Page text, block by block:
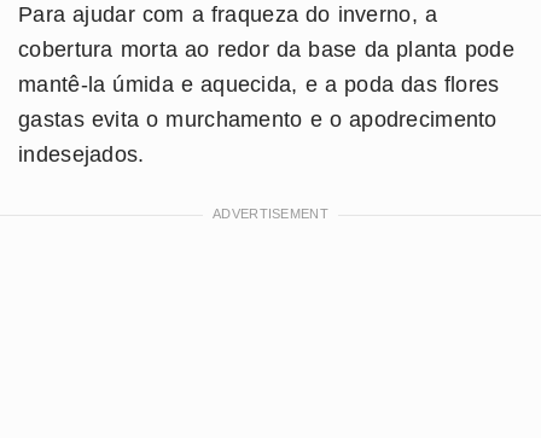
Para ajudar com a fraqueza do inverno, a
cobertura morta ao redor da base da planta pode
mantê-la úmida e aquecida, e a poda das flores
gastas evita o murchamento e o apodrecimento
indesejados.